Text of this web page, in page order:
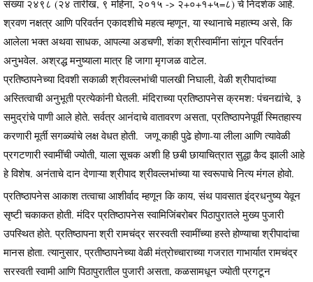
संख्या २४९८ (२४ तारीख, ९ महिना, २०१५ -> २+०+१+५=८) चे निदर्शक आहे.
श्रवण नक्षत्र आणि परिवर्तन एकादशीचे महत्व म्हणून, या स्थानाचे महात्म्य असे, कि
आलेला भक्त अथवा साधक, आपल्या अडचणी, शंका श्रीस्वामींना सांगून परिवर्तन
अनुभवेल. अश्रद्ध मनुष्याला मात्र हि जागा मृगजळ वाटेल.
प्रतिष्ठापनेच्या दिवशी सकाळी श्रीवल्लभांची पालखी निघाली, वेळी श्रीपादांच्या
अस्तित्वाची अनुभूती प्रत्येकांनी घेतली. मंदिराच्या प्रतिष्ठापनेस क्रमश: पंचनद्यांचे, ३
समुद्रांचे पाणी आले होते. सर्वत्र आनंदाचे वातावरण असता, प्रतिष्ठापनेपूर्वी स्मितहास्य
करणारी मूर्ती सगळ्यांचे लक्ष वेधत होती. जणू काही पुढे होणा-या लीला आणि त्यावेळी
प्रगटणारी स्वामींची ज्योती, याला सूचक अशी हि छबी छायाचित्रात सुद्धा कैद झाली आहे
हे विशेष. अनंताचे दान देणाऱ्या श्रीपाद श्रीवल्लभांच्या या स्वरूपाचे नित्य मंगल होवो.
प्रतिष्ठापनेस आकाश तत्वाचा आशीर्वाद म्हणून कि काय, संथ पावसात इंद्रधनुष्य येवून
सृष्टी चकाकत होती. मंदिर प्रतिष्ठापनेस स्वामिजिंबरोबर पिठापुरातले मुख्य पुजारी
उपस्थित होते. प्रतिष्ठापना श्री रामचंद्र सरस्वती स्वामींच्या हस्ते होण्याचा श्रीपादांचा
मानस होता. त्यानुसार, प्रतीष्ठापनेच्या वेळी मंत्रोच्चाराच्या गजरात गाभार्यात रामचंद्र
सरस्वती स्वामी आणि पिठापुरातील पुजारी असता, कळसामधून ज्योती प्रगटून